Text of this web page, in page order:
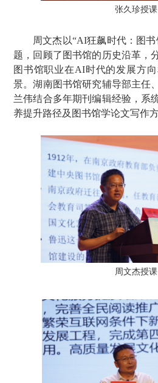
张久珍授课
周文杰以“AI狂飙时代：图
题，回顾了图书馆的历史沿革，
图书馆职业在AI时代的发展方
景。湖南图书馆研究辅导部主任
兰伟结合多年期刊编辑经验，系
养提升路径及图书馆学论文写作方
周文杰授课